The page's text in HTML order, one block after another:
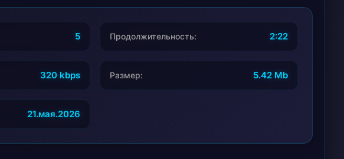
5 Продолжительность: 2:22
320 kbps Размер: 5.42 Mb
21.мая.2026